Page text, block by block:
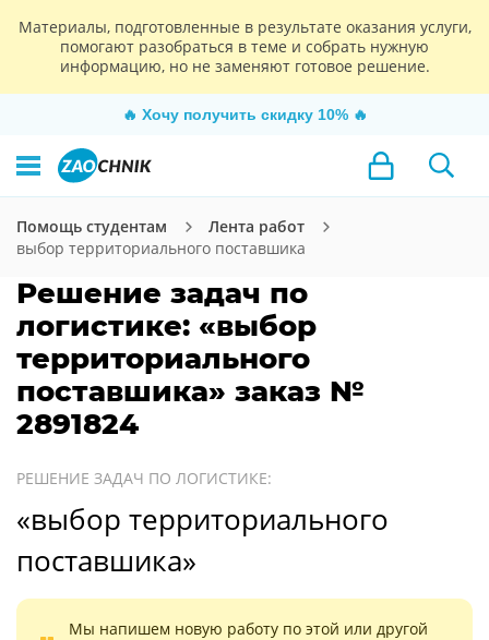
Материалы, подготовленные в результате оказания услуги,
помогают разобраться в теме и собрать нужную
информацию, но не заменяют готовое решение.
🔥 Хочу получить скидку 10% 🔥
Помощь студентам
Лента работ
выбор территориального поставшика
Решение задач по
логистике: «выбор
территориального
поставшика» заказ №
2891824
РЕШЕНИЕ ЗАДАЧ ПО ЛОГИСТИКЕ:
«выбор территориального
поставшика»
Мы напишем новую работу по этой или другой